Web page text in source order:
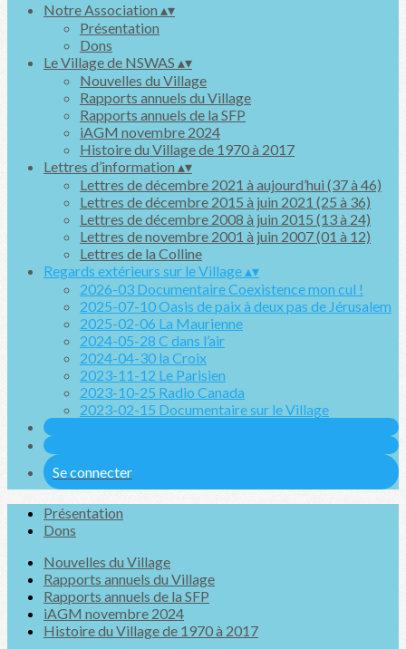
Notre Association ▴▾
Présentation
Dons
Le Village de NSWAS ▴▾
Nouvelles du Village
Rapports annuels du Village
Rapports annuels de la SFP
iAGM novembre 2024
Histoire du Village de 1970 à 2017
Lettres d’information ▴▾
Lettres de décembre 2021 à aujourd’hui (37 à 46)
Lettres de décembre 2015 à juin 2021 (25 à 36)
Lettres de décembre 2008 à juin 2015 (13 à 24)
Lettres de novembre 2001 à juin 2007 (01 à 12)
Lettres de la Colline
Regards extérieurs sur le Village▴▾
2026-03 Documentaire Coexistence mon cul !
2025-07-10 Oasis de paix à deux pas de Jérusalem
2025-02-06 La Maurienne
2024-05-28 C dans l’air
2024-04-30 la Croix
2023-11-12 Le Parisien
2023-10-25 Radio Canada
2023-02-15 Documentaire sur le Village
Se connecter
Présentation
Dons
Nouvelles du Village
Rapports annuels du Village
Rapports annuels de la SFP
iAGM novembre 2024
Histoire du Village de 1970 à 2017